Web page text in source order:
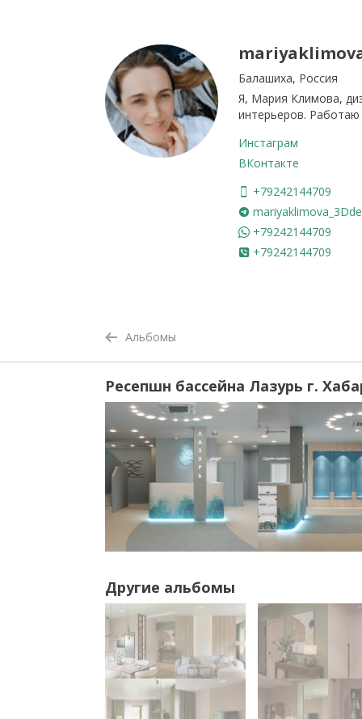
Балашиха, Россия
Я, Мария Климова,
интерьеров.
Инстаграм
ВКонтакте
+79242144709
+79242144709
+79242144709
Альбомы
Ресепшн бассейна Лазурь г.
Другие альбомы